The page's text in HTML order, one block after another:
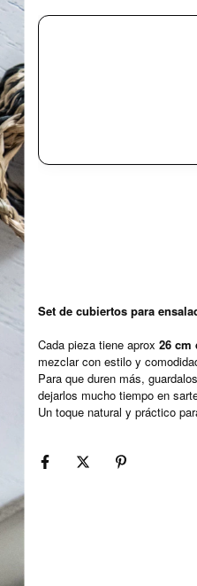
Set de cubiertos para
Cada pieza tiene aprox 26 cm
mezclar con estilo y
Para que duren más,
dejarlos mucho tiempo en
Un toque natural y práctico